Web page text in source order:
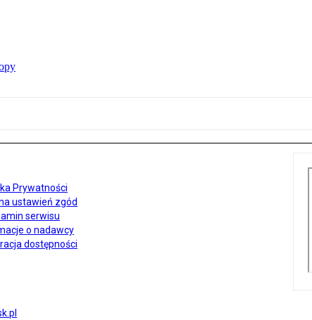
Prywatności
ustawień zgód
serwisu
o nadawcy
dostępności